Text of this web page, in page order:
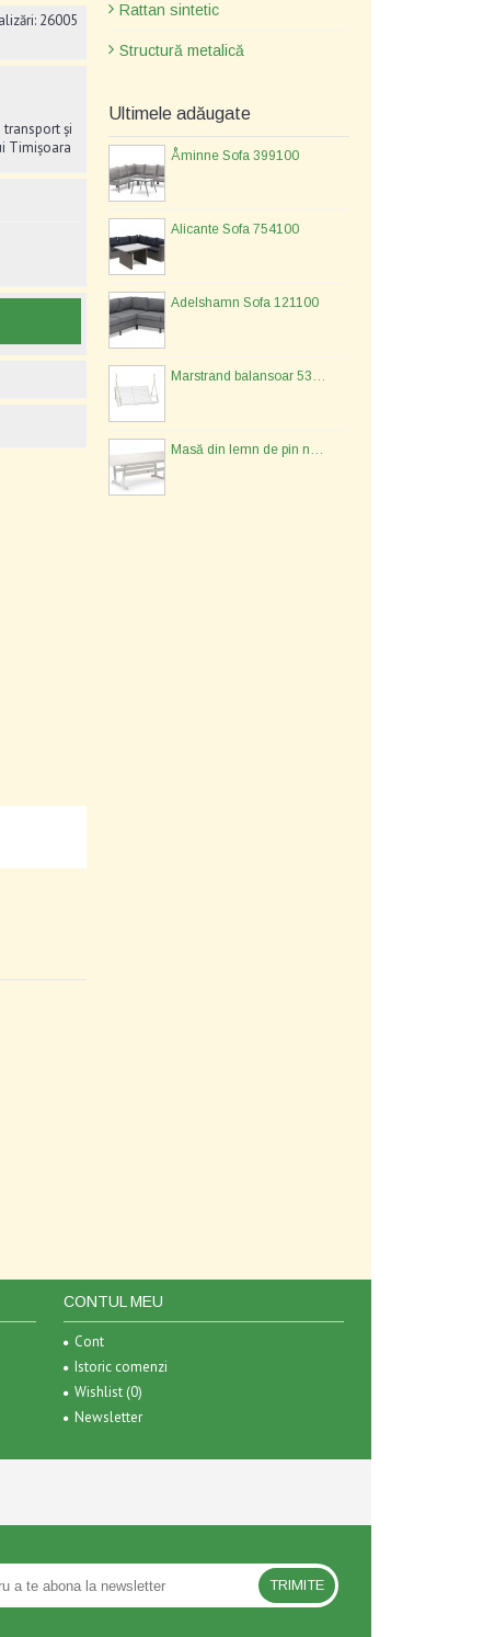
Rattan sintetic
Structură metalică
Ultimele adăugate
Åminne Sofa 399100
Alicante Sofa 754100
Adelshamn Sofa 121100
Marstrand balansoar 533477
Masă din lemn de pin nordic - 134577
26005
și
Timișoara
CONTUL MEU
Cont
Istoric comenzi
Wishlist (0)
Newsletter
TRIMITE